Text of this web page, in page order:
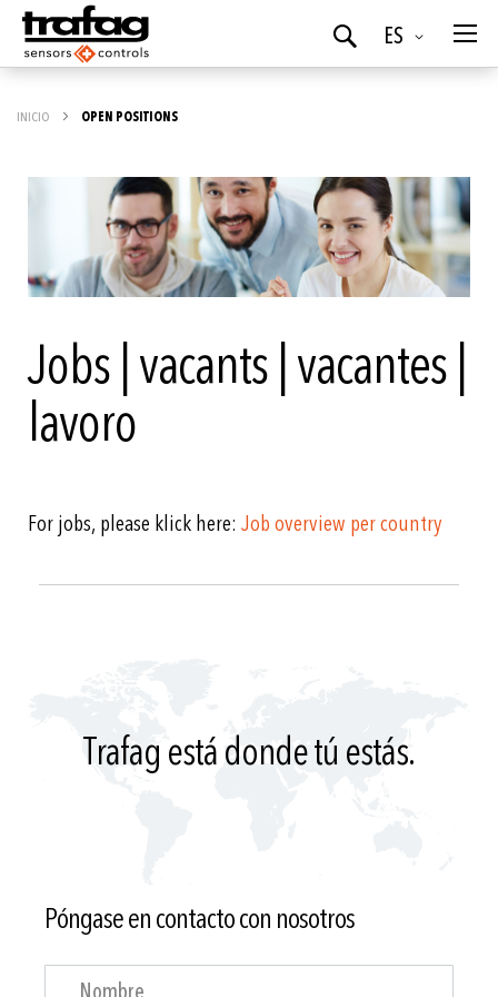
Idioma
ES
Buscar
INICIO OPEN POSITIONS
Jobs | vacants | vacantes |
lavoro
For jobs, please klick here: Job overview per country
Trafag está donde tú estás.
Póngase en contacto con nosotros